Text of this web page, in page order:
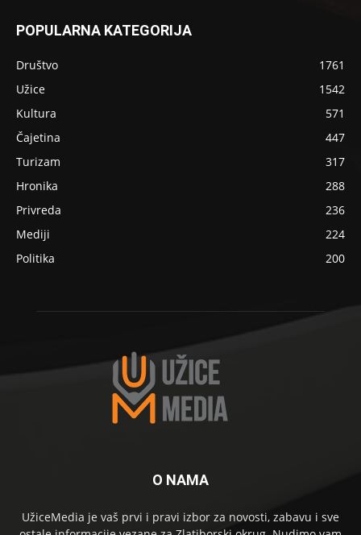
POPULARNA KATEGORIJA
Društvo
1761
Užice
1542
Kultura
571
Čajetina
447
Turizam
317
Hronika
288
Privreda
236
Mediji
224
Politika
200
O NAMA
UžiceMedia je vaš prvi i pravi izbor za novosti, zabavu i sve